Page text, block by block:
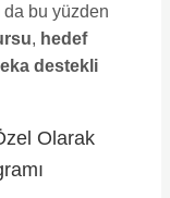
da bu yüzden
, hedef
destekli
Olarak